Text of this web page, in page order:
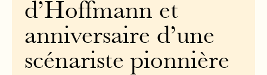
d’Hoffmann et
anniversaire d’une
scénariste pionnière